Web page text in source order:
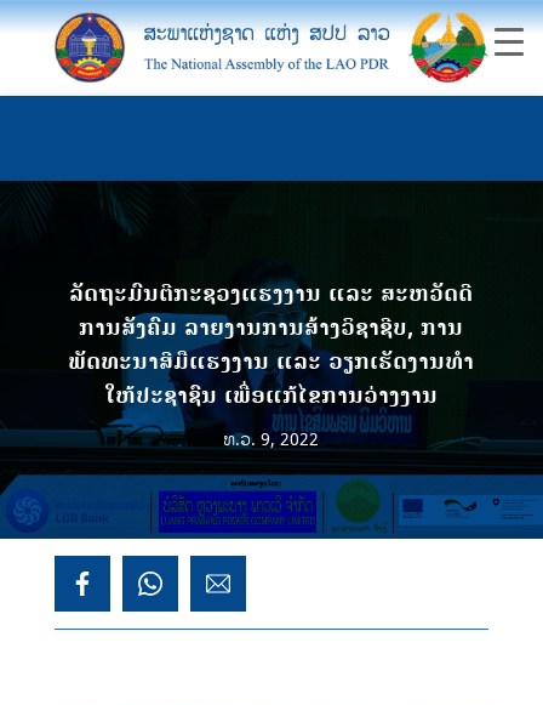
ລັດຖະມົນຕີກະຊວງແຮງງານ ແລະ ສະຫວັດດີ
ການສັງຄົມ ລາຍງານການສ້າງວິຊາຊີບ, ການ
ພັດທະນາສີມືແຮງງານ ແລະ ວຽກເຮັດງານທໍາ
ໃຫ້ປະຊາຊົນ ເພື່ອແກ້ໄຂການວ່າງງານ
ທ.ວ. 9, 2022